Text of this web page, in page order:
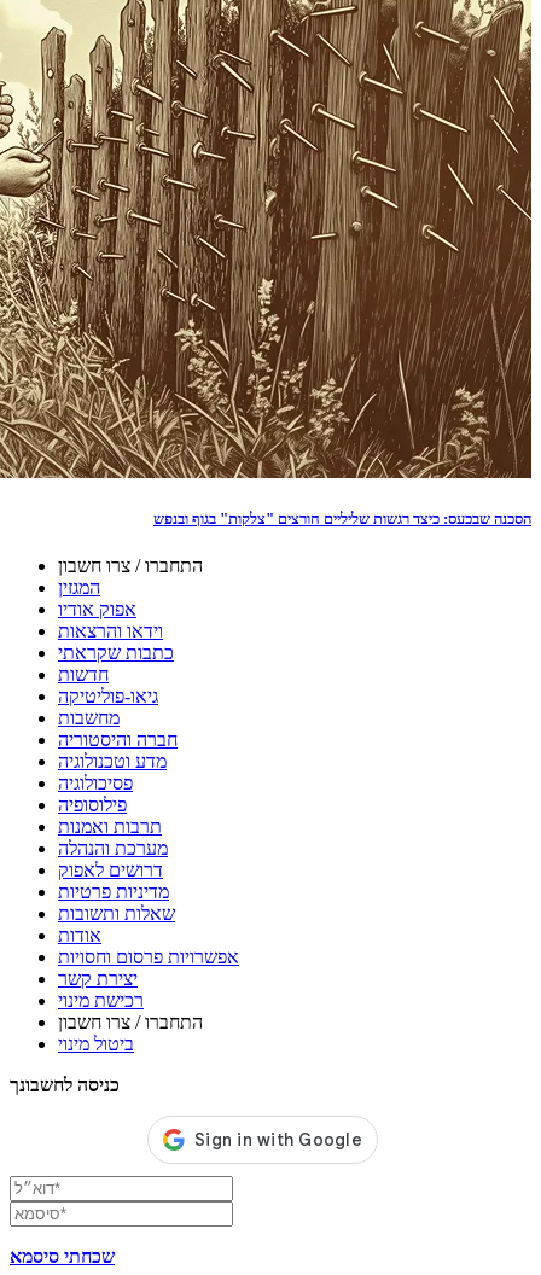
הסכנה שבכעס: כיצד רגשות שליליים חורצים "צלקות" בגוף ובנפש
התחברו / צרו חשבון
המגזין
אפוק אודיו
וידאו והרצאות
כתבות שקראתי
חדשות
גיאו-פוליטיקה
מחשבות
חברה והיסטוריה
מדע וטכנולוגיה
פסיכולוגיה
פילוסופיה
תרבות ואמנות
מערכת והנהלה
דרושים לאפוק
מדיניות פרטיות
שאלות ותשובות
אודות
אפשרויות פרסום וחסויות
יצירת קשר
רכישת מינוי
התחברו / צרו חשבון
ביטול מינוי
כניסה לחשבונך
שכחתי סיסמא